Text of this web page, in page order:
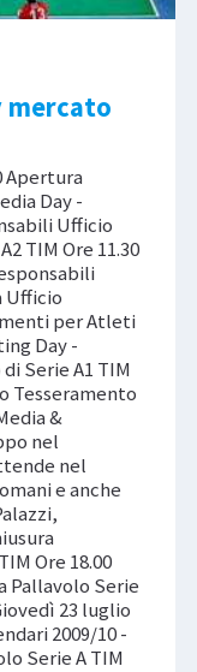
mercato
Apertura
Day -
Ufficio
TIM Ore 11.30
Ufficio
per Atleti
Day -
Serie A1 TIM
Tesseramento
&
nel
nel
e anche
Ore 18.00
Pallavolo Serie
23 luglio
2009/10 -
Serie A TIM